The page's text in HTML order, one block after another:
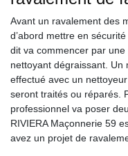
Avant un ravalement des
d’abord mettre en
dit va commencer par
nettoyant dégraissant. Un
effectué avec un
seront traités ou réparés.
professionnel va poser
RIVIERA Maçonnerie 59
avez un projet de